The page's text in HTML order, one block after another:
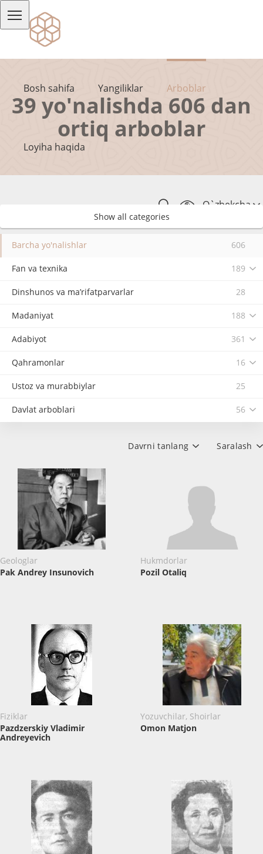
Bosh sahifa Yangiliklar Arboblar
Loyiha haqida
O`zbekcha
39 yo'nalishda 606 dan
ortiq arboblar
Show all categories
Barcha yo'nalishlar 606
Fan va texnika 189
Dinshunos va ma’rifatparvarlar 28
Madaniyat 188
Adabiyot 361
Qahramonlar 16
Ustoz va murabbiylar 25
Davlat arboblari 56
Saralash
Davrni tanlang
Geologlar
Pak Andrey Insunovich
Hukmdorlar
Pozil Otaliq
Fiziklar
Pazdzerskiy Vladimir
Andreyevich
Yozuvchilar, Shoirlar
Omon Matjon